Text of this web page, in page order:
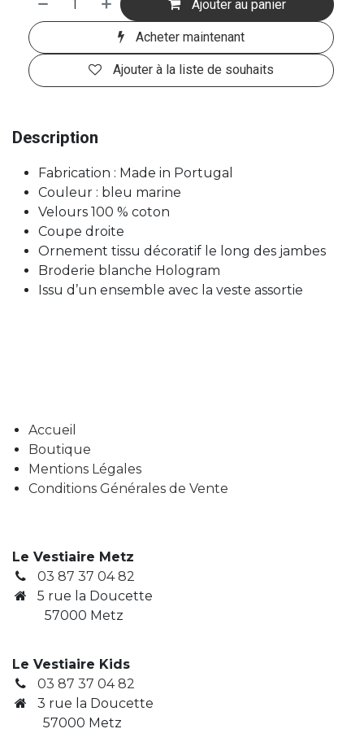
Ajouter au panier
Acheter maintenant
Ajouter à la liste de souhaits
Description
Fabrication : Made in Portugal
Couleur : bleu marine
Velours 100 % coton
Coupe droite
Ornement tissu décoratif le long des jambes
Broderie blanche Hologram
Issu d’un ensemble avec la veste assortie
Accueil
Boutique
Mentions Légales
Conditions Générales de Vente
Le Vestiaire Metz
03 87 37 04 82
5 rue la Doucette
57000 Metz
Le Vestiaire Kids
03 87 37 04 82
3 rue la Doucette
​ 57000 Metz